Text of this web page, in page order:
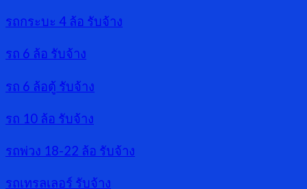
รถกระบะ 4 ล้อ รับจ้าง
รถ 6 ล้อ รับจ้าง
รถ 6 ล้อตู้ รับจ้าง
รถ 10 ล้อ รับจ้าง
รถพ่วง 18-22 ล้อ รับจ้าง
รถเทรลเลอร์ รับจ้าง